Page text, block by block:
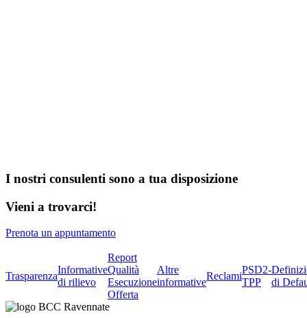
I nostri consulenti sono a tua disposizione
Vieni a trovarci!
Prenota un appuntamento
Trasparenza
Informative
di rilievo
Report
Qualità
Esecuzione
Offerta
Altre
informative
Reclami
PSD2-
TPP
di